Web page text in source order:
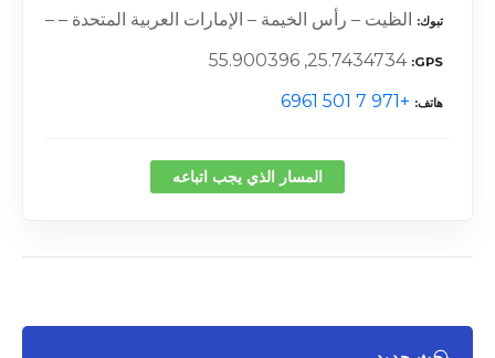
تبوك الظيت – رأس الخيمة – الإمارات العربية المتحدة – –
GPS
25.7434734, 55.900396
هاتف +971 7 501 6961
المسار الذي يجب اتباعه